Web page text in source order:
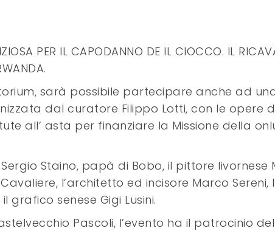
PER IL CAPODANNO DE IL CIOCCO. IL
sarà possibile partecipare anche ad
dal curatore Filippo Lotti, con le opere
all’ asta per finanziare la Missione della
Staino, papà di Bobo, il pittore livornese
l’architetto ed incisore Marco Sereni,
grafico senese Gigi Lusini.
Pascoli, l’evento ha il patrocinio